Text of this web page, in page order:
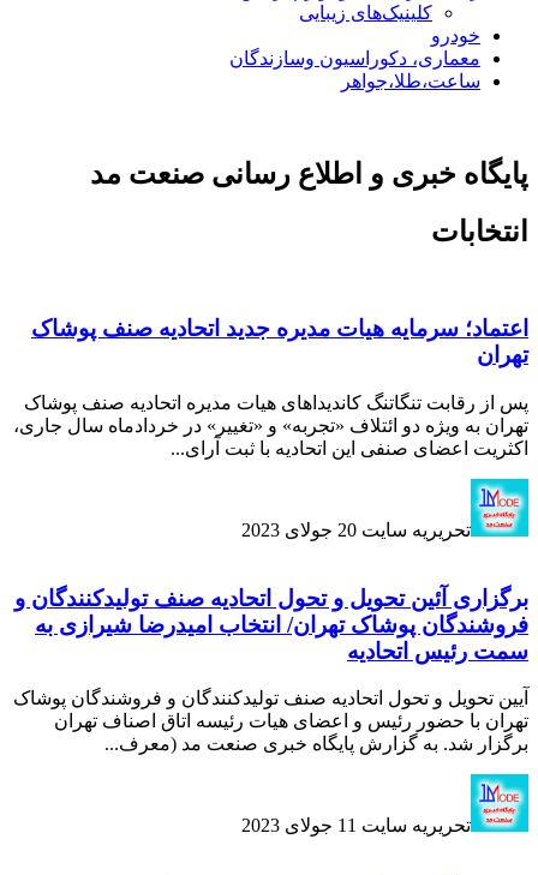
کلینیک‌های زیبایی
خودرو
معماری، دکوراسیون وسازندگان
ساعت،طلا،جواهر
پایگاه خبری و اطلاع رسانی صنعت مد
انتخابات
اعتماد؛ سرمایه هیات مدیره جدید اتحادیه صنف پوشاک
تهران
پس از رقابت تنگاتنگ کاندیداهای هیات مدیره اتحادیه صنف پوشاک
تهران به ویژه دو ائتلاف «تجربه» و «تغییر» در خردادماه سال جاری،
اکثریت اعضای صنفی این اتحادیه با ثبت آرای...
تحریریه سایت 20 جولای 2023
برگزاری آئین تحویل و تحول اتحادیه صنف تولیدکنندگان و
فروشندگان پوشاک تهران/ انتخاب امیدرضا شیرازى به
سمت رئیس اتحادیه
آیین تحویل و تحول اتحادیه صنف تولیدکنندگان و فروشندگان پوشاک
تهران با حضور رئیس و اعضای هیات رئیسه اتاق اصناف تهران
برگزار شد. به گزارش پایگاه خبری صنعت مد (معرف...
تحریریه سایت 11 جولای 2023